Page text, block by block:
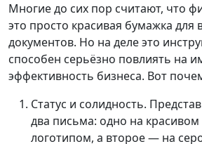
Многие до сих пор считают, что
это просто красивая бумажка для
документов. Но на деле это
способен серьёзно повлиять на
эффективность бизнеса. Вот
Статус и солидность.
два письма: одно на красивом
логотипом, а второе — на